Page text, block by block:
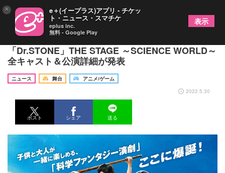
木津つばさ、岩城直弥、西葉瑞希らの出演が決定
「Dr.STONE」THE STAGE ～SCIENCE WORLD～
全キャスト＆公演詳細が発表
ニュース 舞台
アニメ/ゲーム
2022.5.30
ポスト シェア 送る
× e＋(イープラス)アプリ - チケッ
ト・ニュース・スマチケ
eplus inc.
無料 - Google Play
表示